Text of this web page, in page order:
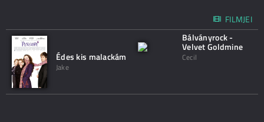
FILMJEI
Édes kis malackám
Jake
Bálványrock -
Velvet Goldmine
Cecil